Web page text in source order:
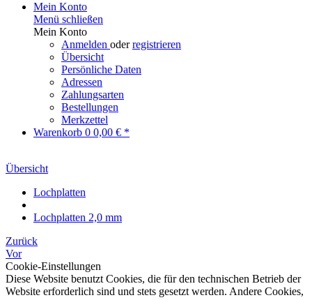
Mein Konto
Menü schließen
Mein Konto
Anmelden oderregistrieren
Übersicht
Persönliche Daten
Adressen
Zahlungsarten
Bestellungen
Merkzettel
Warenkorb 0 0,00 € *
Übersicht
Lochplatten
Lochplatten 2,0 mm
Zurück
Vor
Cookie-Einstellungen
Diese Website benutzt Cookies, die für den technischen Betrieb der
Website erforderlich sind und stets gesetzt werden. Andere Cookies,